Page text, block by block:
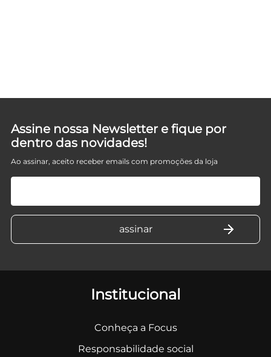
Assine nossa Newsletter e fique por
dentro das novidades!
Ao assinar, aceito receber emails com promoções da loja
Institucional
Conheça a Focus
Responsabilidade social